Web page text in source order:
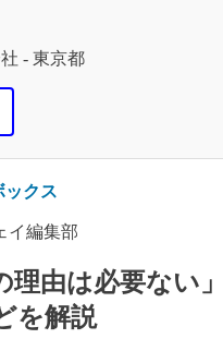
- 東京都
ックス
イ編集部
理由は必要な
を解説